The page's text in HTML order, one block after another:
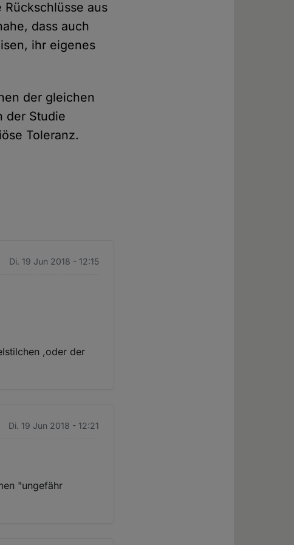
aus
dass auch
ihr eigenes
der gleichen
der Studie
Toleranz.
Di. 19 Jun 2018 - 12:15
,oder der
Di. 19 Jun 2018 - 12:21
"ungefähr